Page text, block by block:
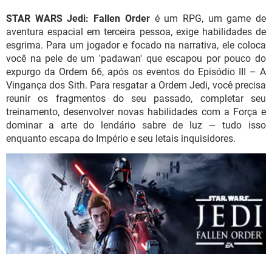
INSTAGRAM GMAIL
GUIA DE COMPRAS
STAR WARS Jedi: Fallen Orderé um RPG, um game de
aventura espacial em terceira pessoa, exige habilidades de
esgrima. Para um jogador e focado na narrativa, ele coloca
você na pele de um 'padawan' que escapou por pouco do
expurgo da Ordem 66, após os eventos do Episódio III – A
Vingança dos Sith. Para resgatar a Ordem Jedi, você precisa
reunir os fragmentos do seu passado, completar seu
treinamento, desenvolver novas habilidades com a Força e
dominar a arte do lendário sabre de luz — tudo isso
enquanto escapa do Império e seu letais inquisidores.